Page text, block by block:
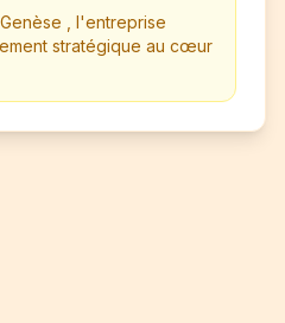
, l'entreprise
stratégique au cœur